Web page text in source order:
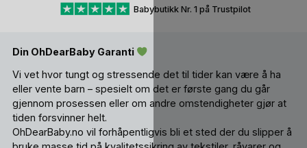
Babybutikk Nr. 1 på Trustpilot
Din OhDearBaby Garanti
Vi vet hvor tungt og stressende det til tider kan være å ha
eller vente barn – spesielt om det er første gang du går
gjennom prosessen eller om andre omstendigheter gjør at
tiden forsvinner helt.
OhDearBaby.no vil forhåpentligvis bli et sted der du slipper å